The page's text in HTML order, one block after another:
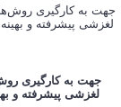
لغزشی پیشرفته و